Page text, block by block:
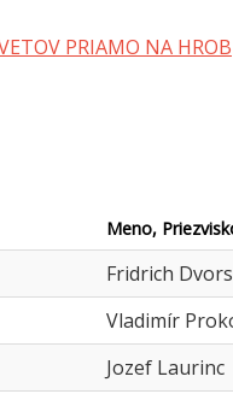
Meno,
Fridrich
Vladimír
Jozef Laurinc